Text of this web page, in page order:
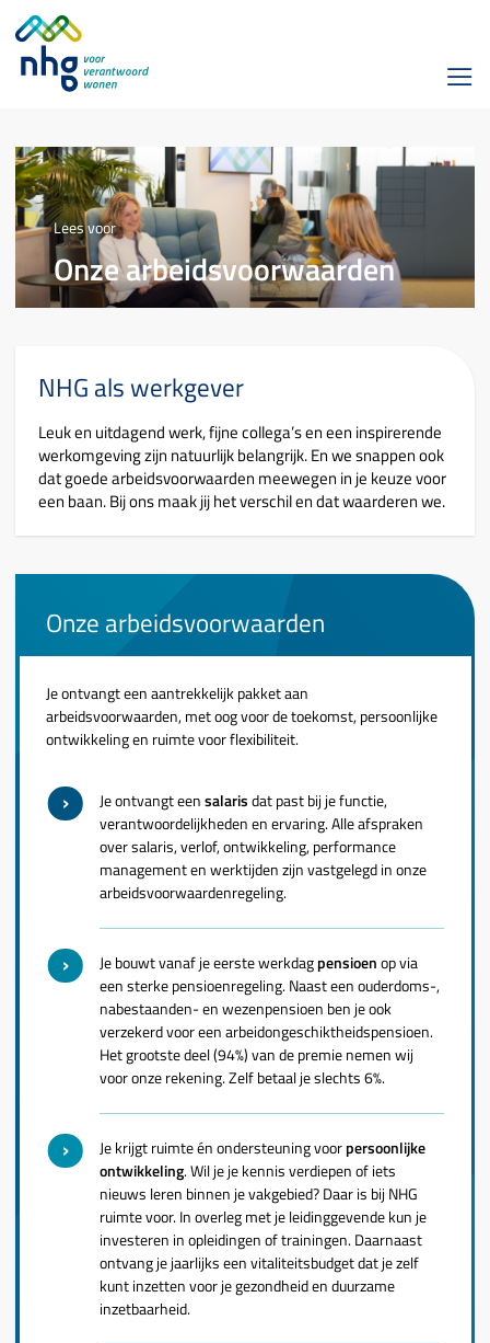
Lees voor
Onze arbeidsvoorwaarden
NHG als werkgever
Leuk en uitdagend werk, fijne collega’s en een inspirerende
werkomgeving zijn natuurlijk belangrijk. En we snappen ook
dat goede arbeidsvoorwaarden meewegen in je keuze voor
een baan. Bij ons maak jij het verschil en dat waarderen we.
Onze arbeidsvoorwaarden
Je ontvangt een aantrekkelijk pakket aan
arbeidsvoorwaarden, met oog voor de toekomst, persoonlijke
ontwikkeling en ruimte voor flexibiliteit.
Je ontvangt eensalarisdat past bij je functie,
verantwoordelijkheden en ervaring. Alle afspraken
over salaris, verlof, ontwikkeling, performance
management en werktijden zijn vastgelegd in onze
arbeidsvoorwaardenregeling.
Je bouwt vanaf je eerste werkdagpensioenop via
een sterke pensioenregeling. Naast een ouderdoms-,
nabestaanden- en wezenpensioen ben je ook
verzekerd voor een arbeidongeschiktheidspensioen.
Het grootste deel (94%) van de premie nemen wij
voor onze rekening. Zelf betaal je slechts 6%.
Je krijgt ruimte én ondersteuning voorpersoonlijke
ontwikkeling. Wil je je kennis verdiepen of iets
nieuws leren binnen je vakgebied? Daar is bij NHG
ruimte voor. In overleg met je leidinggevende kun je
investeren in opleidingen of trainingen. Daarnaast
ontvang je jaarlijks een vitaliteitsbudget dat je zelf
kunt inzetten voor je gezondheid en duurzame
inzetbaarheid.